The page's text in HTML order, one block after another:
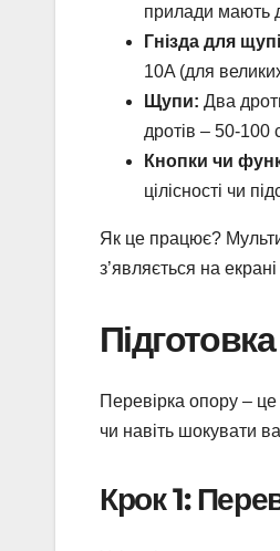
прилади мають
Гнізда для
10A (для
Щупи: Два
дротів – 50-100
Кнопки чи
цілісності чи
Як це працює?
з’являється на
Перевірка опору – це
чи навіть шокувати
Крок 1: